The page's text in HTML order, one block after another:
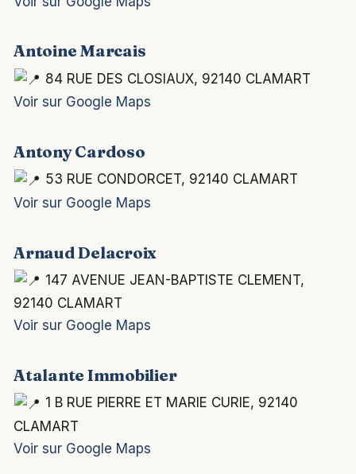
Antoine Marcais
84 RUE DES CLOSIAUX, 92140 CLAMART
Voir sur Google Maps
Antony Cardoso
53 RUE CONDORCET, 92140 CLAMART
Voir sur Google Maps
Arnaud Delacroix
147 AVENUE JEAN-BAPTISTE CLEMENT,
92140 CLAMART
Voir sur Google Maps
Atalante Immobilier
1 B RUE PIERRE ET MARIE CURIE, 92140
CLAMART
Voir sur Google Maps